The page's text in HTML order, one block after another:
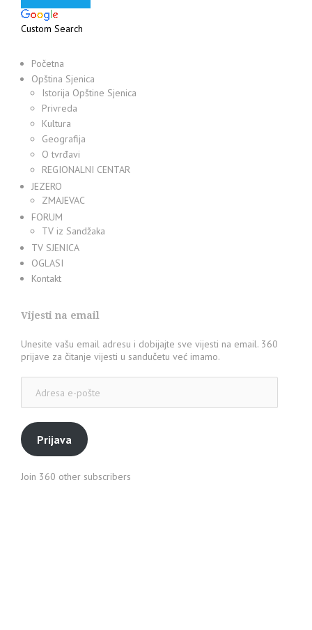
Custom Search
Početna
Opština Sjenica
Istorija Opštine Sjenica
Privreda
Kultura
Geografija
O tvrđavi
REGIONALNI CENTAR
JEZERO
ZMAJEVAC
FORUM
TV iz Sandžaka
TV SJENICA
OGLASI
Kontakt
Vijesti na email
Unesite vašu email adresu i dobijajte sve vijesti na email. 360
prijave za čitanje vijesti u sandučetu već imamo.
pošte
Prijava
Join 360 other subscribers